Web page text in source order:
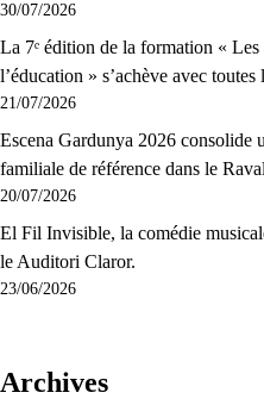
30/07/2026
La 7ᵉ édition de la formation « Les
l’éducation » s’achève avec toutes
21/07/2026
Escena Gardunya 2026 consolide
familiale de référence dans le Raval
20/07/2026
El Fil Invisible, la comédie
le Auditori Claror.
23/06/2026
Archives